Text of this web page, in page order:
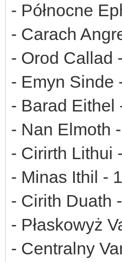
- Północne
- Carach
- Orod Callad
- Emyn Sinde
- Barad Eithel
- Nan Elmoth
- Cirirth Lithui
- Minas Ithil -
- Cirith Duath
- Płaskowyż
- Centralny